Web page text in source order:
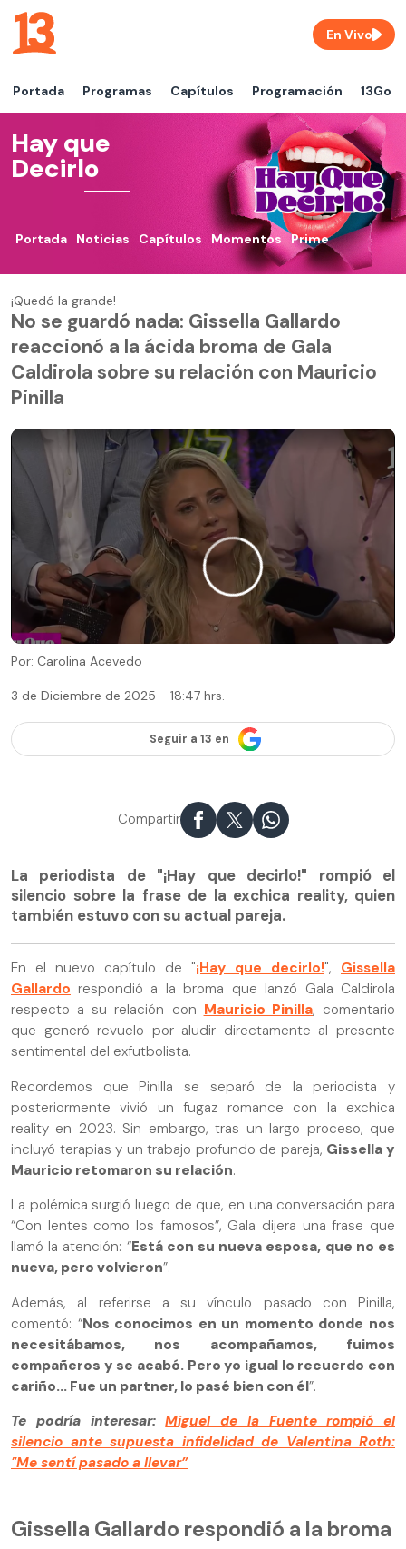
Portada Programas Capítulos Programación 13Go
En Vivo
Hay que
Decirlo
Portada Noticias Capítulos Momentos Prime
¡Quedó la grande!
No se guardó nada: Gissella Gallardo
reaccionó a la ácida broma de Gala
Caldirola sobre su relación con Mauricio
Pinilla
Por: Carolina Acevedo
3 de Diciembre de 2025 - 18:47 hrs.
Seguir a 13 en
Compartir
La periodista de "¡Hay que decirlo!" rompió el
silencio sobre la frase de la exchica reality, quien
también estuvo con su actual pareja.
En el nuevo capítulo de "¡Hay que decirlo!", Gissella
Gallardo respondió a la broma que lanzó Gala Caldirola
respecto a su relación con Mauricio Pinilla, comentario
que generó revuelo por aludir directamente al presente
sentimental del exfutbolista.
Recordemos que Pinilla se separó de la periodista y
posteriormente vivió un fugaz romance con la exchica
reality en 2023. Sin embargo, tras un largo proceso, que
incluyó terapias y un trabajo profundo de pareja, Gissella y
Mauricio retomaron su relación.
La polémica surgió luego de que, en una conversación para
“Con lentes como los famosos”, Gala dijera una frase que
llamó la atención: “Está con su nueva esposa, que no es
nueva, pero volvieron”.
Además, al referirse a su vínculo pasado con Pinilla,
comentó: “Nos conocimos en un momento donde nos
necesitábamos, nos acompañamos, fuimos
compañeros y se acabó. Pero yo igual lo recuerdo con
cariño... Fue un partner, lo pasé bien con él”.
Te podría interesar:Miguel de la Fuente rompió el
silencio ante supuesta infidelidad de Valentina Roth:
"Me sentí pasado a llevar”
Gissella Gallardo respondió a la broma